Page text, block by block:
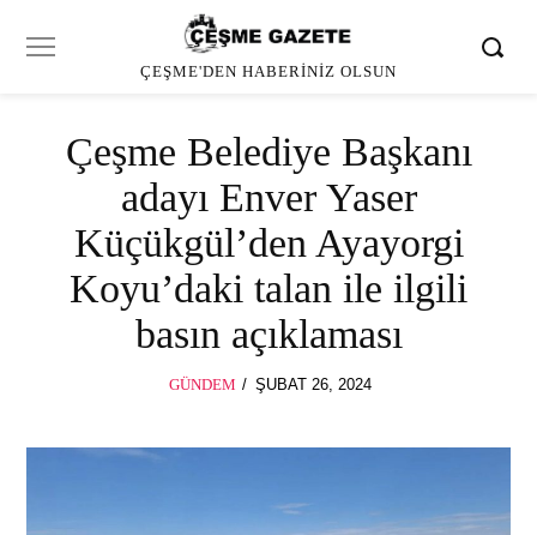
ÇEŞME'DEN HABERINIZ OLSUN
Çeşme Belediye Başkanı
adayı Enver Yaser
Küçükgül’den Ayayorgi
Koyu’daki talan ile ilgili
basın açıklaması
GÜNDEM
POSTED
ŞUBAT 26, 2024MART